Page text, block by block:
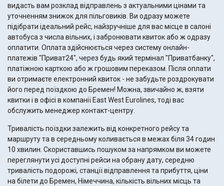
видасть вам розклад відправлень з актуальними цінами та
уточненням знижок для пільговиків. Ви одразу можете
підібрати ідеальний рейс, найзручніше для вас місце в салоні
автобуса з числа вільних, і забронювати квиток або ж одразу
оплатити. Оплата здійснюється через систему онлайн-
платежів "Приват24", через будь який термінал "Приватбанку",
платіжною карткою або ж грошовим переказом. Після оплати
ви отримаєте електронний квиток - не забудьте роздрокувати
його перед поїздкою до Бремен! Можна, звичайно ж, взяти
квитки і в офісі в компанії East West Eurolines, тоді вас
обслужить менеджер контакт-центру.
Тривалість поїздки залежить від конкретного рейсу та
маршруту та в середньому коливається в межах біля 34 годин
10 хвилин. Скориставшись пошуком за напрямком ви можете
переглянути усі доступні рейси на обрану дату, середню
тривалість подорожі, станції відправлення та прибуття, ціни
на білети до Бремен, Німеччина, кількість вільних місць та